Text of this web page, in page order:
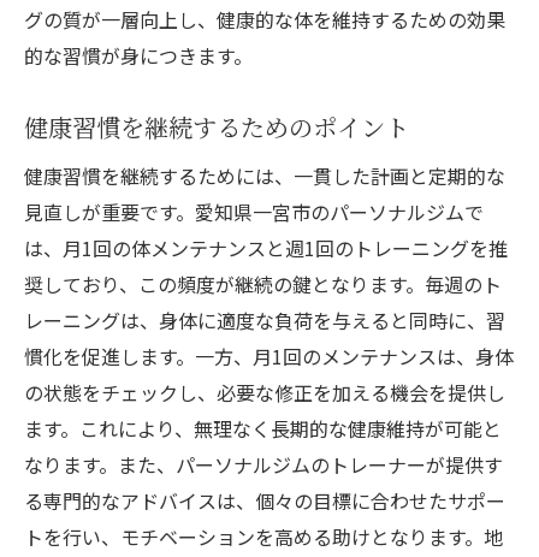
グの質が一層向上し、健康的な体を維持するための効果
的な習慣が身につきます。
健康習慣を継続するためのポイント
健康習慣を継続するためには、一貫した計画と定期的な
見直しが重要です。愛知県一宮市のパーソナルジムで
は、月1回の体メンテナンスと週1回のトレーニングを推
奨しており、この頻度が継続の鍵となります。毎週のト
レーニングは、身体に適度な負荷を与えると同時に、習
慣化を促進します。一方、月1回のメンテナンスは、身体
の状態をチェックし、必要な修正を加える機会を提供し
ます。これにより、無理なく長期的な健康維持が可能と
なります。また、パーソナルジムのトレーナーが提供す
る専門的なアドバイスは、個々の目標に合わせたサポー
トを行い、モチベーションを高める助けとなります。地